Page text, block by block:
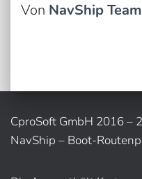
Von NavShip Team
CproSoft GmbH 2016 –
NavShip – Boot-